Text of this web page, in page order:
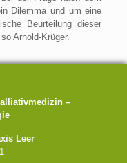
Dilemma und um eine
Beurteilung dieser
Arnold-Krüger.
–
Leer